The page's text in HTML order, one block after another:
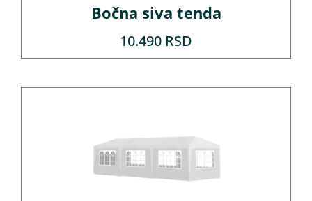
Bočna siva tenda
10.490 RSD